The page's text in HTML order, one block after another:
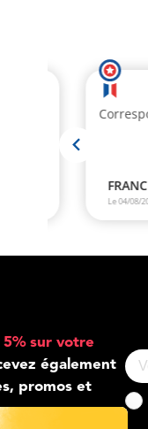
5% sur votre
également
promos et